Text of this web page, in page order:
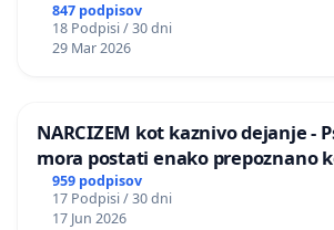
847 podpisov
18 Podpisi / 30 dni
29 Mar 2026
NARCIZEM kot kaznivo dejanje -
mora postati enako prepoznano
nasilje
959 podpisov
17 Podpisi / 30 dni
17 Jun 2026